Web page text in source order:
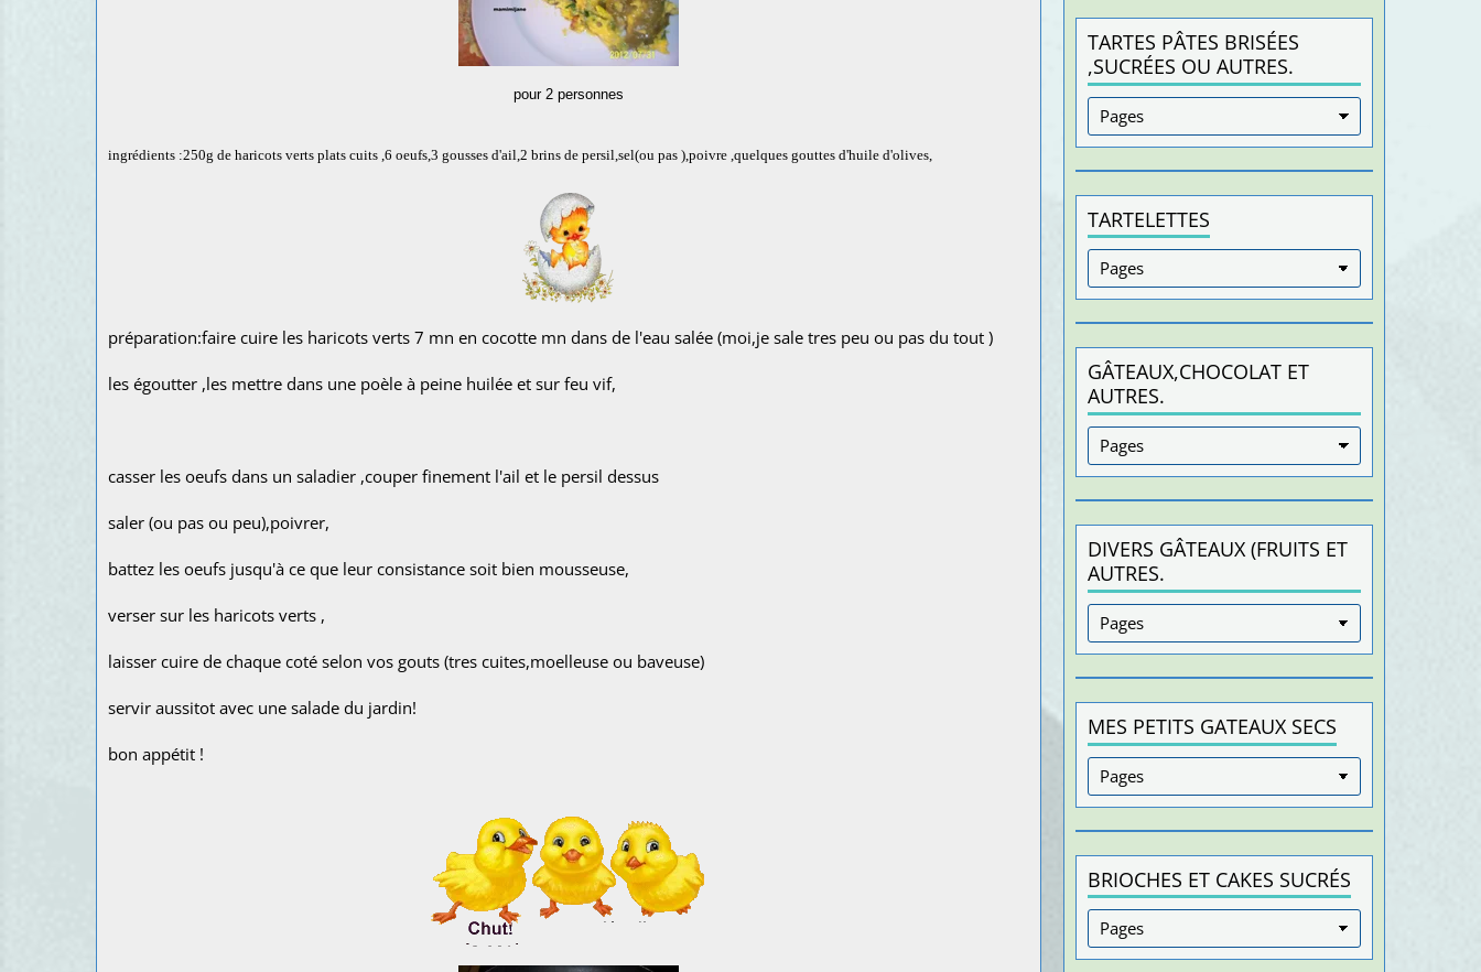
pour 2 personnes
ingrédients :250g de haricots verts plats cuits ,6 oeufs,3 gousses d'ail,2 brins de persil,sel(ou pas ),poivre ,quelques gouttes d'huile d'olives,
préparation:faire cuire les haricots verts 7 mn en cocotte mn dans de l'eau salée (moi,je sale tres peu ou pas du tout )
les égoutter ,les mettre dans une poèle à peine huilée et sur feu vif,
casser les oeufs dans un saladier ,couper finement l'ail et le persil dessus
saler (ou pas ou peu),poivrer,
battez les oeufs jusqu'à ce que leur consistance soit bien mousseuse,
verser sur les haricots verts ,
laisser cuire de chaque coté selon vos gouts (tres cuites,moelleuse ou baveuse)
servir aussitot avec une salade du jardin!
bon appétit !
TARTES PÂTES BRISÉES
,SUCRÉES OU AUTRES.
TARTELETTES
GÂTEAUX,CHOCOLAT ET
AUTRES.
DIVERS GÂTEAUX (FRUITS ET
AUTRES.
MES PETITS GATEAUX SECS
BRIOCHES ET CAKES SUCRÉS